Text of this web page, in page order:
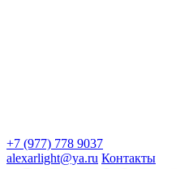
+7 (977) 778 9037
alexarlight@ya.ru Контакты